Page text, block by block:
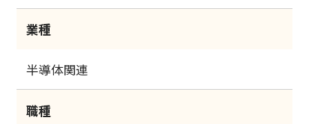
業種
半導体関連
職種